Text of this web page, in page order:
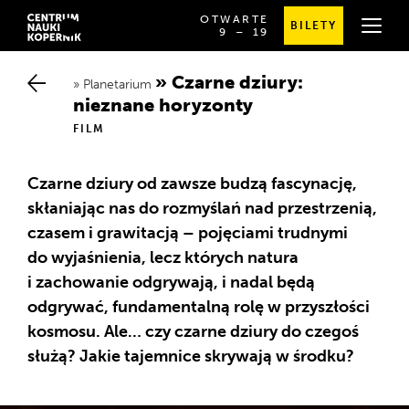
OTWARTE
OD
GODZINY
19:00
9 ⁠–⁠ 19
SPRAWDŹ
SZCZEGÓŁOWE
BILETY
Planetarium
Czarne dziury: n
ieznane horyzonty
FILM
Czarne dziury od zawsze budzą fascynację,
skłaniając nas do rozmyślań nad przestrzenią,
czasem i grawitacją – pojęciami trudnymi
do wyjaśnienia, lecz których natura
i zachowanie odgrywają, i nadal będą
odgrywać, fundamentalną rolę w przyszłości
kosmosu. Ale… czy czarne dziury do czegoś
służą? Jakie tajemnice skrywają w środku?